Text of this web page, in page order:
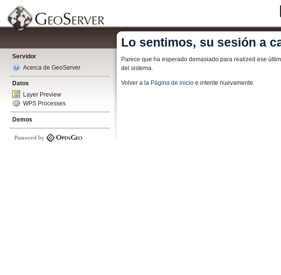
Servidor
Acerca de GeoServer
Datos
Layer Preview
WPS Processes
Demos
Lo sentimos, su sesión a
Parece que ha esperado demasiado para realized ese
del sistema.
Volver a la Página de inicio e intente nuevamente.